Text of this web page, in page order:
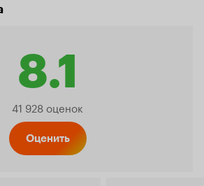
8.1
Рейтинг
41 928 оценок
Оценить